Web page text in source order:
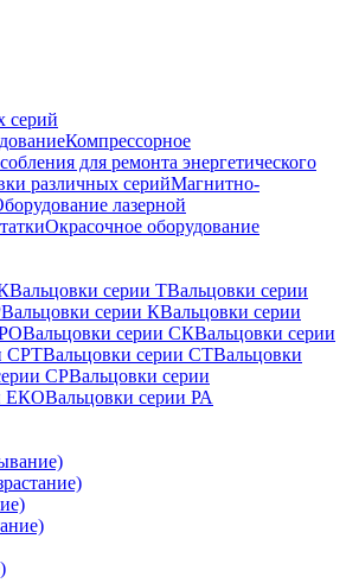
серий
Компрессорное
для ремонта энергетического
различных серийМагнитно-
лазерной
Окрасочное оборудование
Вальцовки серии ТВальцовки серии
Вальцовки серии КВальцовки серии
Вальцовки серии СКВальцовки серии
СРТВальцовки серии СТВальцовки
СРВальцовки серии
ЕКОВальцовки серии РА